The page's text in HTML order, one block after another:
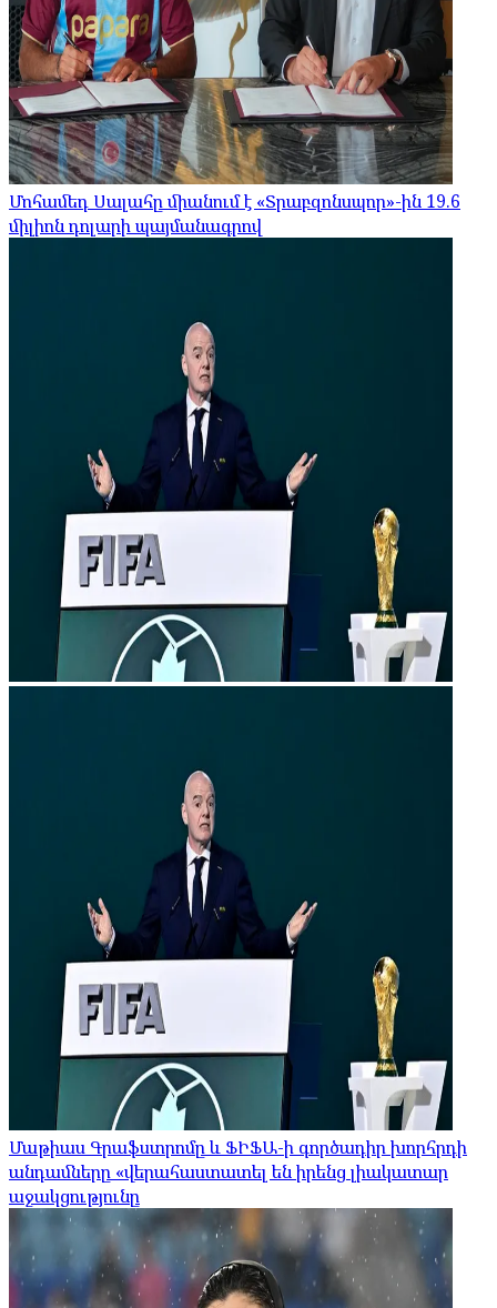
Մոհամեդ Սալահը միանում է «Տրաբզոնսպոր»-ին 19.6
միլիոն դոլարի պայմանագրով
Մաթիաս Գրաֆստրոմը և ՖԻՖԱ-ի գործադիր խորհրդի
անդամները «վերահաստատել են իրենց լիակատար
աջակցությունը